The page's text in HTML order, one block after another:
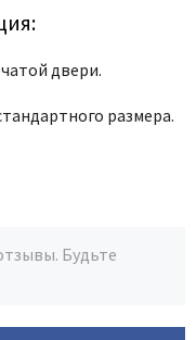
двери.
размера.
Будьте